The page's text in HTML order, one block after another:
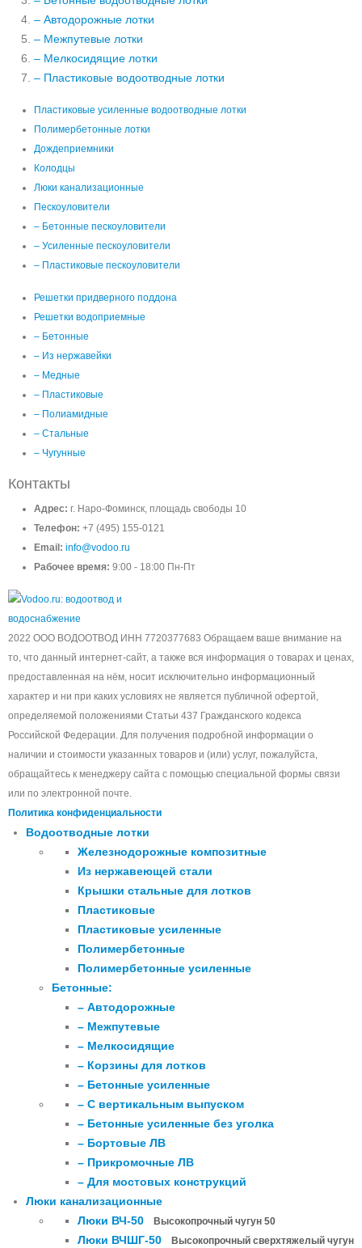
– Автодорожные лотки
– Межпутевые лотки
– Мелкосидящие лотки
– Пластиковые водоотводные лотки
Пластиковые усиленные водоотводные лотки
Полимербетонные лотки
Дождеприемники
Колодцы
Люки канализационные
Пескоуловители
– Бетонные пескоуловители
– Усиленные пескоуловители
– Пластиковые пескоуловители
Решетки придверного поддона
Решетки водоприемные
– Бетонные
– Из нержавейки
– Медные
– Пластиковые
– Полиамидные
– Стальные
– Чугунные
Контакты
Адрес: г. Наро-Фоминск, площадь свободы 10
Телефон: +7 (495) 155-0121
Email: info@vodoo.ru
Рабочее время: 9:00 - 18:00 Пн-Пт
2022 ООО ВОДООТВОД ИНН 7720377683 Обращаем ваше внимание на
то, что данный интернет-сайт, а также вся информация о товарах и ценах,
предоставленная на нём, носит исключительно информационный
характер и ни при каких условиях не является публичной офертой,
определяемой положениями Статьи 437 Гражданского кодекса
Российской Федерации. Для получения подробной информации о
наличии и стоимости указанных товаров и (или) услуг, пожалуйста,
обращайтесь к менеджеру сайта с помощью специальной формы связи
или по электронной почте.
Политика конфиденциальности
Водоотводные лотки
Железнодорожные композитные
Из нержавеющей стали
Крышки стальные для лотков
Пластиковые
Пластиковые усиленные
Полимербетонные
Полимербетонные усиленные
Бетонные:
– Автодорожные
– Межпутевые
– Мелкосидящие
– Корзины для лотков
– Бетонные усиленные
– С вертикальным выпуском
– Бетонные усиленные без уголка
– Бортовые ЛВ
– Прикромочные ЛВ
– Для мостовых конструкций
Люки канализационные
Люки ВЧ-50
Высокопрочный чугун 50
Люки ВЧШГ-50 Высокопрочный сверхтяжелый чугун